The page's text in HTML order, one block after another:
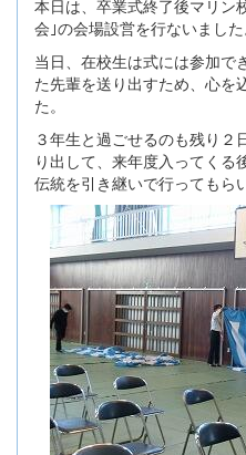
本日は、卒業式終了後マリン
会｣の会場設営を行ないました
当日、在校生は式には参加で
た先輩を送り出すため、心を
た。
３年生と過ごせるのも残り２
り出して、来年度入ってく
伝統を引き継いで行ってもら